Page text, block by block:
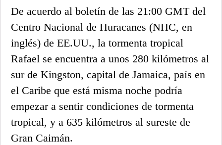
De acuerdo al boletín de las 21:00 GMT del
Centro Nacional de Huracanes (NHC, en
inglés) de EE.UU., la tormenta tropical
Rafael se encuentra a unos 280 kilómetros al
sur de Kingston, capital de Jamaica, país en
el Caribe que está misma noche podría
empezar a sentir condiciones de tormenta
tropical, y a 635 kilómetros al sureste de
Gran Caimán.